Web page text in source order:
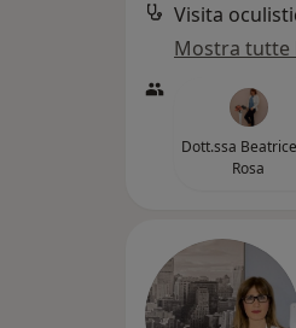
Visita
Mostra tutte
Dott.ssa
Rosa